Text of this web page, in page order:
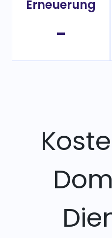
Erneuerung
-